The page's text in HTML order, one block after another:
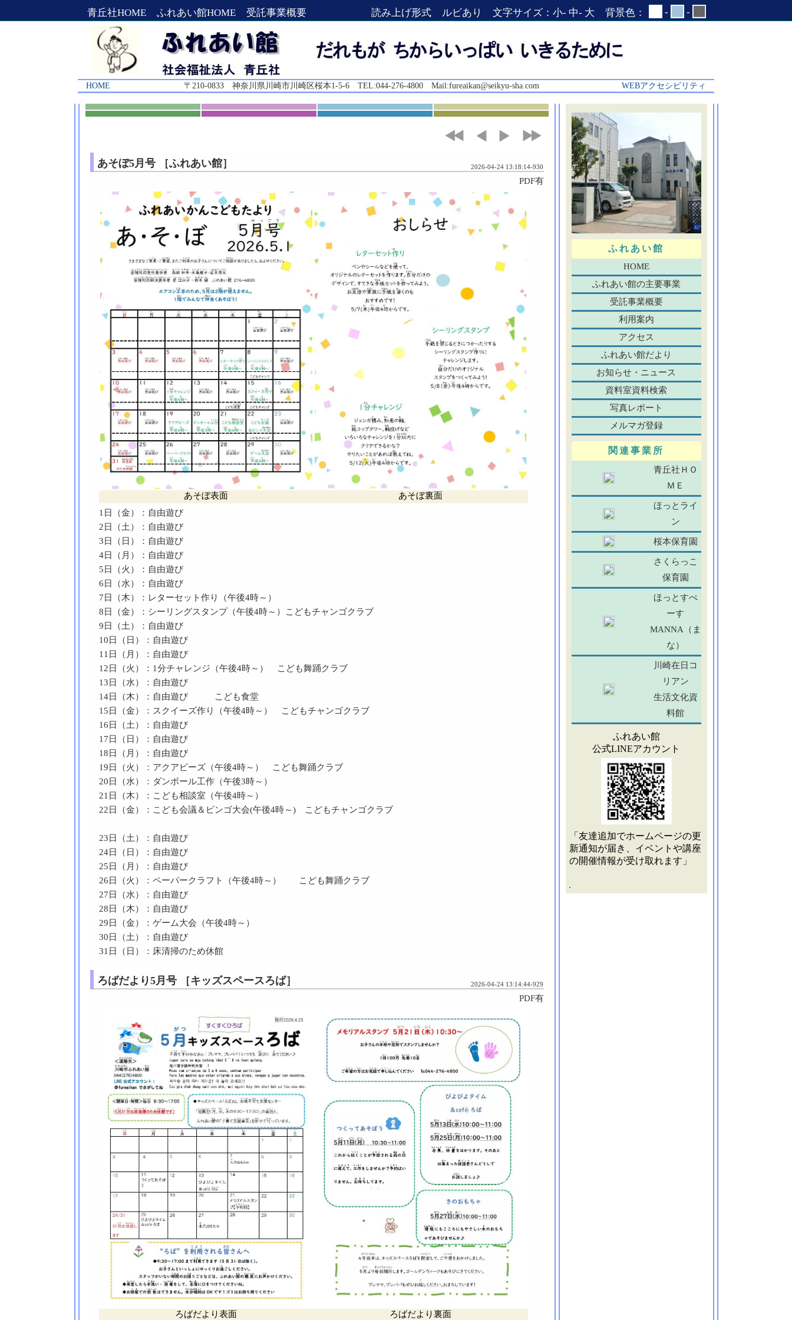
青丘社HOME ふれあい館HOME 受託事業概要 読み上げ形式 ルビあり 文字サイズ： 小- 中- 大 背景色： - -
HOME 〒210-0833 神奈川県川崎市川崎区桜本1-5-6 TEL:044-276-4800 Mail:fureaikan@seikyu-sha.com WEBアクセシビリティ
あそぼ5月号 ［ふれあい館］ 2026-04-24 13:18:14-930
PDF有
あそぼ表面
あそぼ裏面
1日（金）：自由遊び
2日（土）：自由遊び
3日（日）：自由遊び
4日（月）：自由遊び
5日（火）：自由遊び
6日（水）：自由遊び
7日（木）：レターセット作り（午後4時～）
8日（金）：シーリングスタンプ（午後4時～）こどもチャンゴクラブ
9日（土）：自由遊び
10日（日）：自由遊び
11日（月）：自由遊び
12日（火）：1分チャレンジ（午後4時～） こども舞踊クラブ
13日（水）：自由遊び
14日（木）：自由遊び こども食堂
15日（金）：スクイーズ作り（午後4時～） こどもチャンゴクラブ
16日（土）：自由遊び
17日（日）：自由遊び
18日（月）：自由遊び
19日（火）：アクアビーズ（午後4時～） こども舞踊クラブ
20日（水）：ダンボール工作（午後3時～）
21日（木）：こども相談室（午後4時～）
22日（金）：こども会議＆ビンゴ大会(午後4時～) こどもチャンゴクラブ
23日（土）：自由遊び
24日（日）：自由遊び
25日（月）：自由遊び
26日（火）：ペーパークラフト（午後4時～） こども舞踊クラブ
27日（水）：自由遊び
28日（木）：自由遊び
29日（金）：ゲーム大会（午後4時～）
30日（土）：自由遊び
31日（日）：床清掃のため休館
ろばだより5月号 ［キッズスペースろば］ 2026-04-24 13:14:44-929
PDF有
ろばだより表面
ろばだより裏面
ふれあい館
HOME
ふれあい館の主要事業
受託事業概要
利用案内
アクセス
ふれあい館だより
お知らせ・ニュース
資料室資料検索
写真レポート
メルマガ登録
関連事業所
青丘社ＨＯ
ＭＥ
ほっとライ
ン
桜本保育園
さくらっこ
保育園
ほっとすぺ
ーす
MANNA（ま
な）
川崎在日コ
リアン
生活文化資
料館
ふれあい館
公式LINEアカウント
「友達追加でホームページの更
新通知が届き、イベントや講座
の開催情報が受け取れます」
.